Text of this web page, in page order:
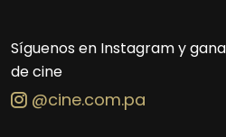
Síguenos en Instagram y
de cine
@cine.com.pa